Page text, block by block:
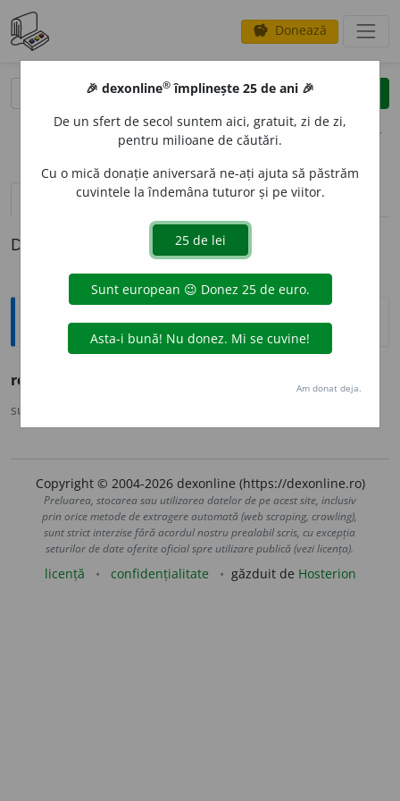
savings Donează
clear
opțiuni
definiții (1)
Definiția cu ID-ul 1163604:
Ortografice DOOM
regisor
sursa:
Copyright © 2004-2026 dexonline (https://dexonline.ro)
Preluarea, stocarea sau utilizarea datelor de pe acest site, inclusiv
prin orice metode de extragere automată (web scraping, crawling),
sunt strict interzise fără acordul nostru prealabil scris, cu excepția
seturilor de date oferite oficial spre utilizare publică (vezi licența).
licență confidențialitate găzduit de Hosterion
🎉 dexonline® împlinește 25 de ani 🎉
De un sfert de secol suntem aici, gratuit, zi de zi,
pentru milioane de căutări.
Cu o mică donație aniversară ne-ați ajuta să păstrăm
cuvintele la îndemâna tuturor și pe viitor.
Am donat deja.